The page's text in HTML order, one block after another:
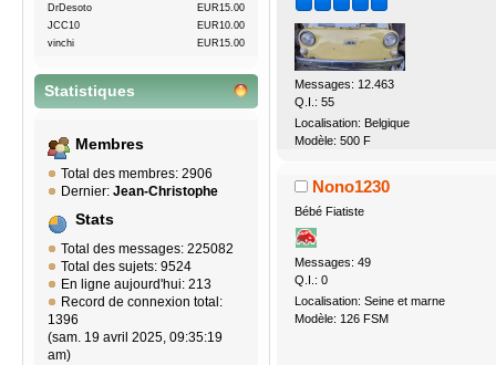
DrDesoto
EUR15.00
JCC10
EUR10.00
vinchi
EUR15.00
Statistiques
Membres
Total des membres: 2906
Dernier: Jean-Christophe
Stats
Total des messages: 225082
Total des sujets: 9524
En ligne aujourd'hui: 213
Record de connexion total:
1396
(sam. 19 avril 2025, 09:35:19
am)
Messages: 12.463
Q.I.: 55
Localisation: Belgique
Modèle: 500 F
Nono1230
Bébé Fiatiste
Messages: 49
Q.I.: 0
Localisation: Seine et marne
Modèle: 126 FSM